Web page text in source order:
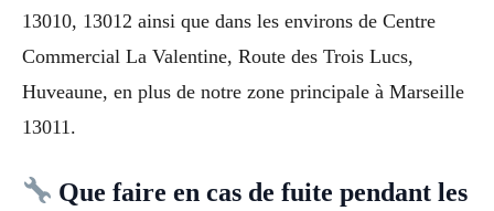
13010, 13012 ainsi que dans les environs de Centre
Commercial La Valentine, Route des Trois Lucs,
Huveaune, en plus de notre zone principale à Marseille
13011.
Que faire en cas de fuite pendant les